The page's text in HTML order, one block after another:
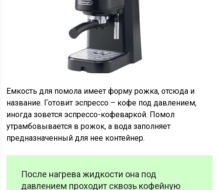
Емкость для помола имеет форму рожка, отсюда и
название. Готовит эспрессо – кофе под давлением,
иногда зовется эспрессо-кофеваркой. Помол
утрамбовывается в рожок, а вода заполняет
предназначенный для нее контейнер.
После нагрева жидкости она под
давлением проходит сквозь кофейную